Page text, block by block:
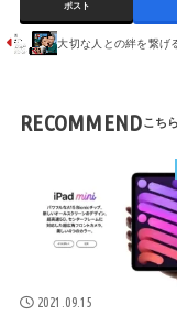
ポスト
大切な人との絆を繋げ
RECOMMEND
2021.09.15